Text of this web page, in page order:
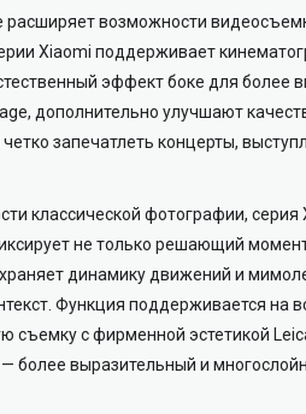
расширяет возможности
Xiaomi поддерживает
эффект боке для более
дополнительно улучшают
запечатлеть концерты,
классической фотографии,
не только решающий
динамику движений и
Функция поддерживается на
съемку с фирменной эстетикой
— более выразительный и